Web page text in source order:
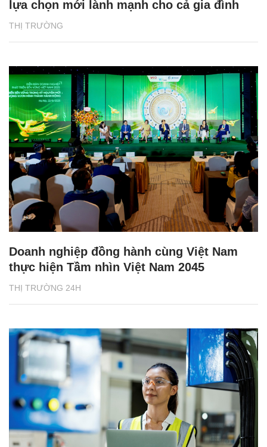
THỊ TRƯỜNG
lựa chọn mới lành mạnh cho cả gia đình
THỊ TRƯỜNG 24H
Doanh nghiệp đồng hành cùng Việt Nam
thực hiện Tầm nhìn Việt Nam 2045